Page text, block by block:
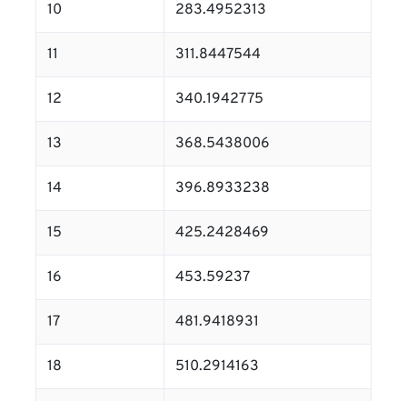
10 283.4952313
11 311.8447544
12 340.1942775
13 368.5438006
14 396.8933238
15 425.2428469
16 453.59237
17 481.9418931
18 510.2914163